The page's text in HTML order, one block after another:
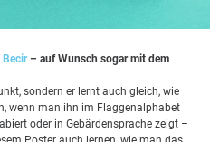
Becir– auf Wunsch sogar mit dem
sondern er lernt auch gleich, wie
wenn man ihn im Flaggenalphabet
oder in Gebärdensprache zeigt –